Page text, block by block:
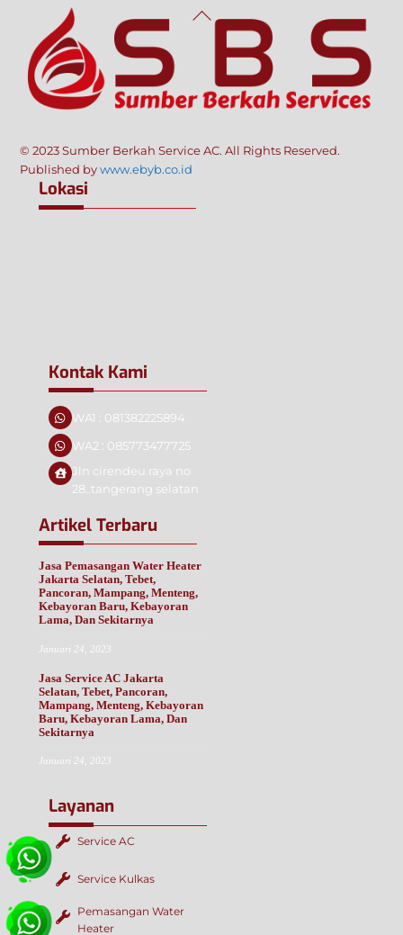
Back
© 2023 Sumber Berkah Service AC. All Rights Reserved.
Published bywww.ebyb.co.id
Lokasi
Kontak Kami
WA1 : 081382225894
WA2 : 085773477725
Jln cirendeu raya no
28..tangerang selatan
Artikel Terbaru
Jasa Pemasangan Water Heater
Jakarta Selatan, Tebet,
Pancoran, Mampang, Menteng,
Kebayoran Baru, Kebayoran
Lama, Dan Sekitarnya
Januari 24, 2023
Jasa Service AC Jakarta
Selatan, Tebet, Pancoran,
Mampang, Menteng, Kebayoran
Baru, Kebayoran Lama, Dan
Sekitarnya
Januari 24, 2023
Layanan
Service AC
Service Kulkas
Pemasangan Water
Heater